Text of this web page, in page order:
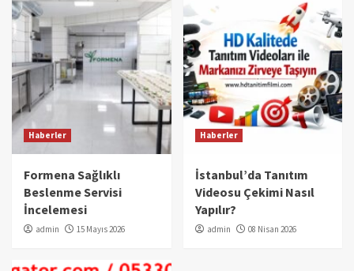
Haberler
Formena Sağlıklı
Beslenme Servisi
İncelemesi
admin 15 Mayıs 2026
Haberler
İstanbul’da Tanıtım
Videosu Çekimi Nasıl
Yapılır?
admin 08 Nisan 2026